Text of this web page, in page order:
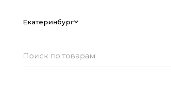
Екатеринбург